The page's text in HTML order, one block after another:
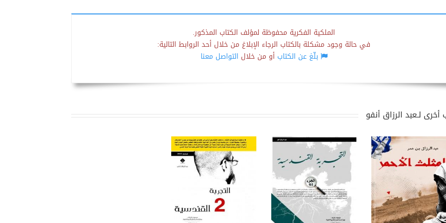
الملكية الفكرية محفوظة لمؤلف الكتاب المذكور.
في حالة وجود مشكلة بالكتاب الرجاء الإبلاغ من خلال أحد الروابط التالية:
بلّغ عن الكتابأو من خلال التواصل معنا
لـعبد الرزاق أنفو